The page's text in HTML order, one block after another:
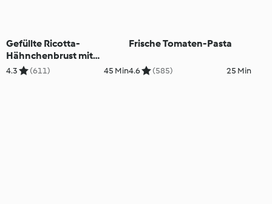
Gefüllte Ricotta-
Hähnchenbrust mit
Tomatenrisotto
4.3 (611) 45 Min
Frische Tomaten-Pasta
4.6 (585) 25 Min